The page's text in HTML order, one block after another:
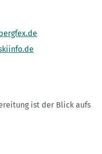
ist der Blick aufs